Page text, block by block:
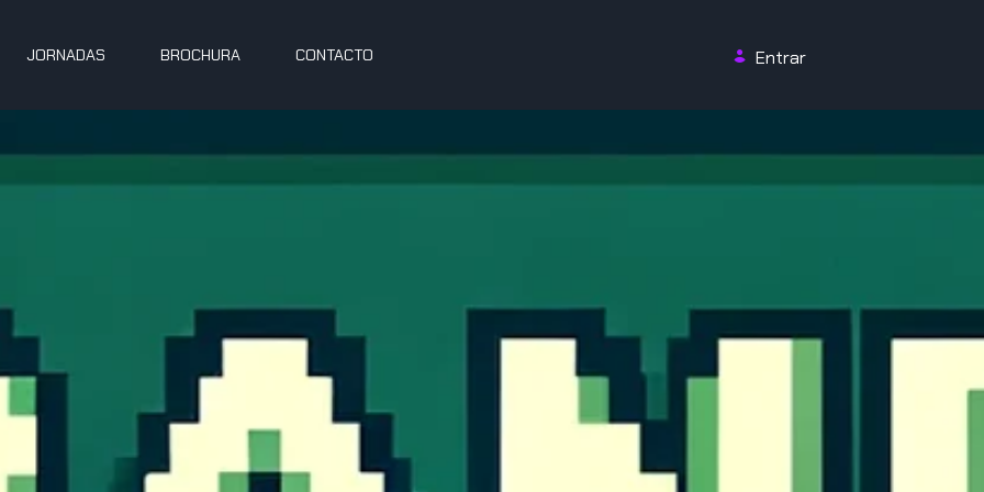
JORNADAS BROCHURA CONTACTO Entrar